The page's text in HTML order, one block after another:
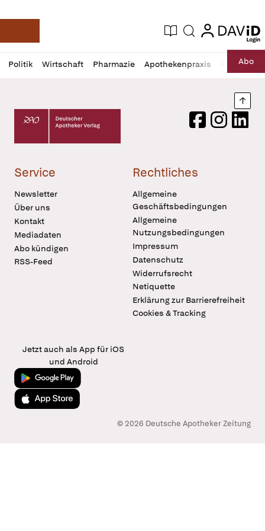
Deutsche Apotheker Zeitung
Aktuelle Ausgabe
Suche login
login
Politik Wirtschaft Pharmazie Apothekenpraxis RechtAbo
Profil
öffnen
Daz
Pur
Deutscher Apotheker Verlag Logo
FacebookInstagram
Service
Newsletter
Über uns
Kontakt
Mediadaten
Abo kündigen
RSS-Feed
Rechtliches
Allgemeine
Geschäftsbedingungen
Allgemeine
Nutzungsbedingungen
Impressum
Datenschutz
Widerrufsrecht
Netiquette
Erklärung zur Barrierefreiheit
Cookies & Tracking
Jetzt auch als App für iOS
und Android
Jetzt bei Google Play
Laden im App Store
© 2026 Deutsche Apotheker Zeitung